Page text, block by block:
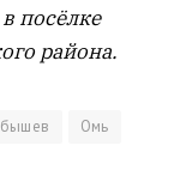
посёлке
района.
Омь